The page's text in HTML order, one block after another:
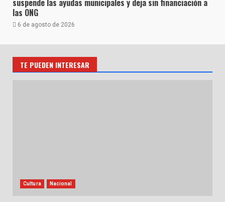
suspende las ayudas municipales y deja sin financiación a
las ONG
6 de agosto de 2026
TE PUEDEN INTERESAR
Cultura Nacional